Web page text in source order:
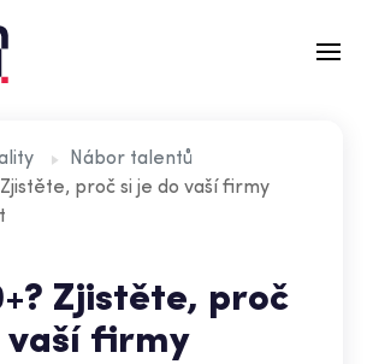
Nábor talentů
Zjistěte, proč si je do vaší firmy
Zjistěte, proč
vaší firmy